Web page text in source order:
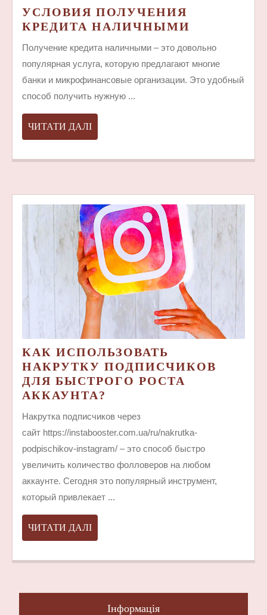
УСЛОВИЯ ПОЛУЧЕНИЯ
КРЕДИТА НАЛИЧНЫМИ
КРЕДИТА
Получение кредита наличными – это довольно
популярная услуга, которую предлагают многие
банки и микрофинансовые организации. Это удобный
способ получить нужную ...
ЧИТАТИ ДАЛІЧИТАТИ
ДАЛІ
КАК ИСПОЛЬЗОВАТЬ
НАКРУТКУ ПОДПИСЧИКОВ
ДЛЯ БЫСТРОГО РОСТА
АККАУНТА?
НАКРУТКУ
ПОДПИСЧИКОВ
ДЛЯ
БЫСТРОГО
РОСТА
Накрутка подписчиков через
сайт https://instabooster.com.ua/ru/nakrutka-
podpischikov-instagram/ – это способ быстро
увеличить количество фолловеров на любом
аккаунте. Сегодня это популярный инструмент,
который привлекает ...
ЧИТАТИ ДАЛІЧИТАТИ
ДАЛІ
Інформація